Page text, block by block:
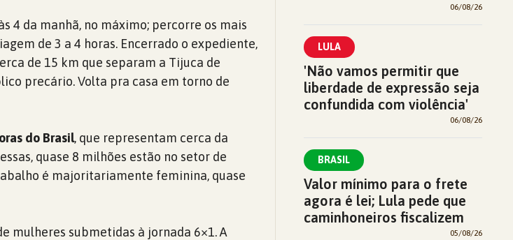
4 da manhã, no máximo; percorre os mais
de 3 a 4 horas. Encerrado o expediente,
de 15 km que separam a Tijuca de
precário. Volta pra casa em torno de
do Brasil, que representam cerca da
quase 8 milhões estão no setor de
é majoritariamente feminina, quase
mulheres submetidas à jornada 6×1. A
06/08/26
LULA
'Não vamos permitir que
liberdade de expressão seja
confundida com violência'
06/08/26
BRASIL
Valor mínimo para o frete
agora é lei; Lula pede que
caminhoneiros fiscalizem
05/08/26